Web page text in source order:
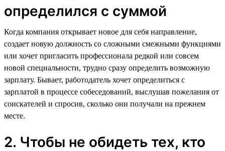
определился с суммой
Когда компания открывает новое для себя направление,
создает новую должность со сложными смежными функциями
или хочет пригласить профессионала редкой или совсем
новой специальности, трудно сразу определить возможную
зарплату. Бывает, работодатель хочет определиться с
зарплатой в процессе собеседований, выслушав пожелания от
соискателей и спросив, сколько они получали на прежнем
месте.
2. Чтобы не обидеть тех, кто